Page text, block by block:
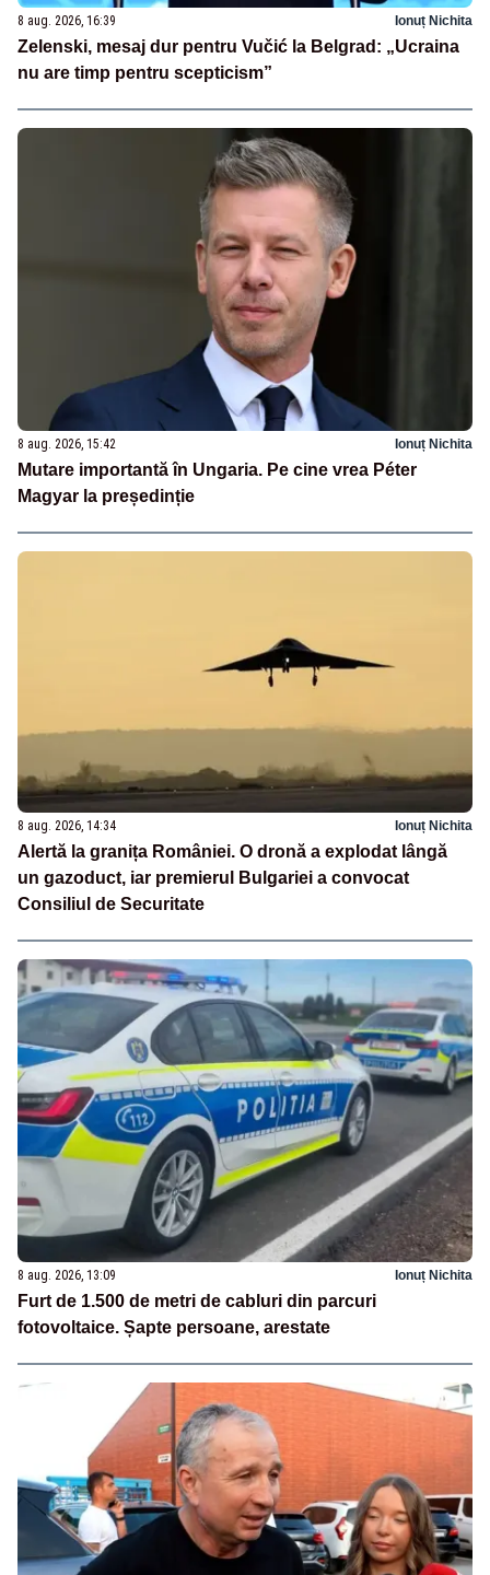
8 aug. 2026, 16:39 Ionuț Nichita
Zelenski, mesaj dur pentru Vučić la Belgrad: „Ucraina
nu are timp pentru scepticism”
8 aug. 2026, 15:42 Ionuț Nichita
Mutare importantă în Ungaria. Pe cine vrea Péter
Magyar la președinție
8 aug. 2026, 14:34 Ionuț Nichita
Alertă la granița României. O dronă a explodat lângă
un gazoduct, iar premierul Bulgariei a convocat
Consiliul de Securitate
8 aug. 2026, 13:09 Ionuț Nichita
Furt de 1.500 de metri de cabluri din parcuri
fotovoltaice. Șapte persoane, arestate